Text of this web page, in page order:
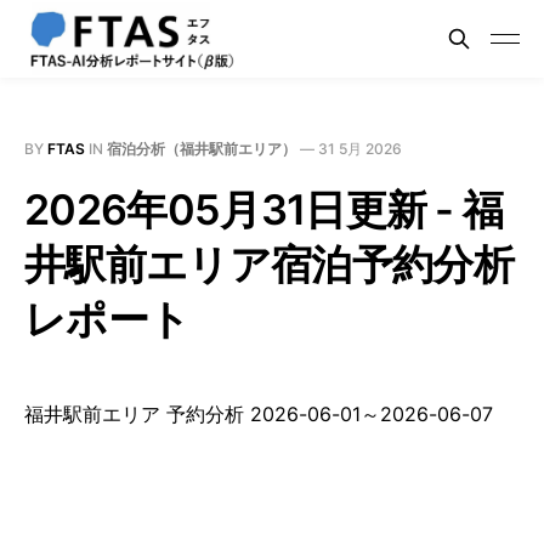
BY FTAS IN 宿泊分析（福井駅前エリア） — 31 5月 2026
2026年05月31日更新 - 福
井駅前エリア宿泊予約分析
レポート
福井駅前エリア 予約分析 2026-06-01～2026-06-07